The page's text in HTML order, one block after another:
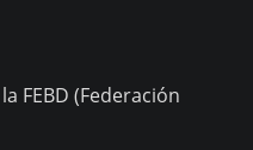
FEBD (Federación